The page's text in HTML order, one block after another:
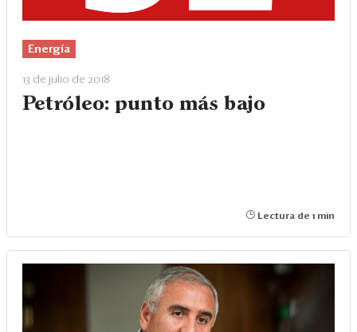
Energía
13 de julio de 2018
Petróleo: punto más bajo
Lectura de 1 min